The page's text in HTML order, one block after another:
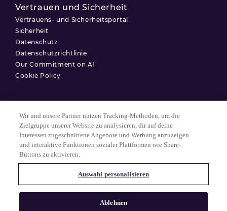
Vertrauen und Sicherheit
Vertrauens- und Sicherheitsportal
Sicherheit
Datenschutz
Datenschutzrichtlinie
Our Commitment on AI
Cookie Policy
© 2025 Match Group.
Nutzungsbedingungen
Datenschutzerklärung
Alle Rechte vorbehalten. MATCH GROUP, das MG-Logo und der MG-
Faden mit blauem Farbverlauf sind Marken der Match Group
Wir und unsere Partner nutzen Tracking-Methoden, um die
Zielgruppe unserer Website zu analysieren, dir auf deine
Interessen zugeschnittene Angebote und Werbung anzuzeigen
und interaktive Funktionen sozialer Plattformen wie Share-
Buttons zu aktivieren.
Auswahl personalisieren
Ablehnen